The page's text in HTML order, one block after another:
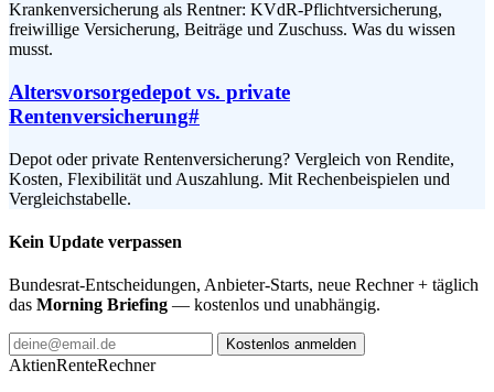
Krankenversicherung als Rentner: KVdR-Pflichtversicherung,
freiwillige Versicherung, Beiträge und Zuschuss. Was du wissen
musst.
Altersvorsorgedepot vs. private
Rentenversicherung#
Depot oder private Rentenversicherung? Vergleich von Rendite,
Kosten, Flexibilität und Auszahlung. Mit Rechenbeispielen und
Vergleichstabelle.
Kein Update verpassen
Bundesrat-Entscheidungen, Anbieter-Starts, neue Rechner + täglich
das Morning Briefing — kostenlos und unabhängig.
Kostenlos anmelden
AktienRenteRechner